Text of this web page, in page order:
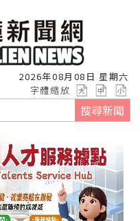
2026年08月08日 星期六
字體縮放
搜尋新聞